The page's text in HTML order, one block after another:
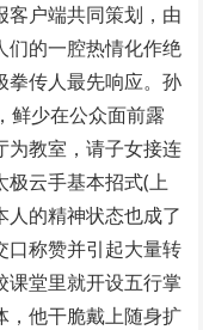
客户端共同策划，由
们的一腔热情化作绝
拳传人最先响应。孙
鲜少在公众面前露
为教室，请子女接连
极云手基本招式(上
人的精神状态也成了
口称赞并引起大量转
课堂里就开设五行掌
，他干脆戴上随身扩